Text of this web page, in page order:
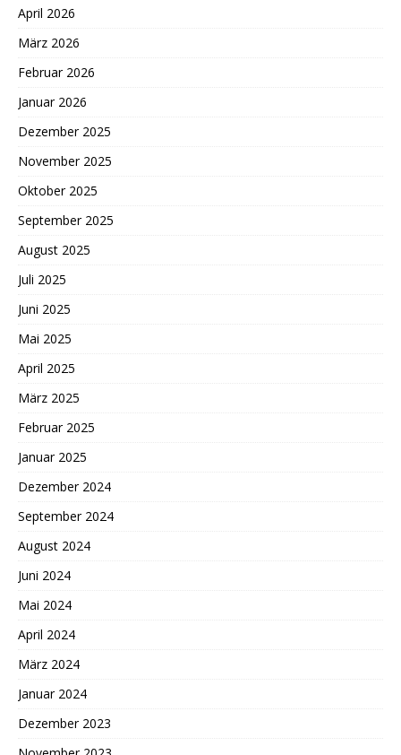
April 2026
März 2026
Februar 2026
Januar 2026
Dezember 2025
November 2025
Oktober 2025
September 2025
August 2025
Juli 2025
Juni 2025
Mai 2025
April 2025
März 2025
Februar 2025
Januar 2025
Dezember 2024
September 2024
August 2024
Juni 2024
Mai 2024
April 2024
März 2024
Januar 2024
Dezember 2023